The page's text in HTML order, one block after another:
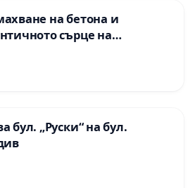
на бетона и
сърце на
във Враца
бул. „Руски“ на бул.